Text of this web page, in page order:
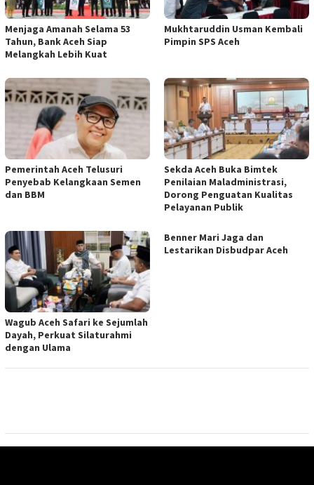
Menjaga Amanah Selama 53
Tahun, Bank Aceh Siap
Melangkah Lebih Kuat
Mukhtaruddin Usman Kembali
Pimpin SPS Aceh
Pemerintah Aceh Telusuri
Penyebab Kelangkaan Semen
dan BBM
Sekda Aceh Buka Bimtek
Penilaian Maladministrasi,
Dorong Penguatan Kualitas
Pelayanan Publik
Wagub Aceh Safari ke Sejumlah
Dayah, Perkuat Silaturahmi
dengan Ulama
Benner Mari Jaga dan
Lestarikan Disbudpar Aceh